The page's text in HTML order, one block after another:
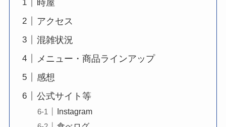
時屋
アクセス
混雑状況
メニュー・商品ラインアップ
感想
公式サイト等
Instagram